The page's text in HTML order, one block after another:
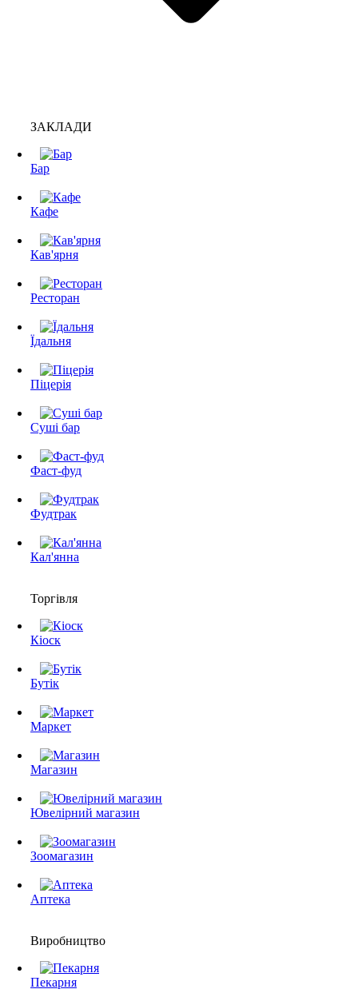
ЗАКЛАДИ
Бар
Кафе
Кав'ярня
Ресторан
Їдальня
Піцерія
Суші бар
Фаст-фуд
Фудтрак
Кал'янна
Торгівля
Кіоск
Бутік
Маркет
Магазин
Ювелірний магазин
Зоомагазин
Аптека
Виробництво
Пекарня